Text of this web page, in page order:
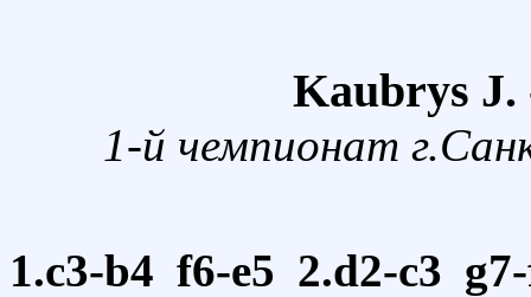
Kaubrys J.
1-й чемпионат
1.c3-b4 f6-e5 2.d2-c3